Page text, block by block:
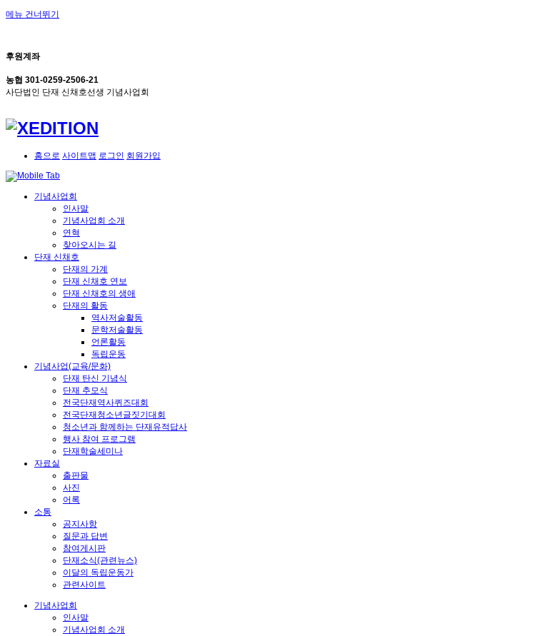
메뉴 건너뛰기
후원계좌
농협 301-0259-2506-21
사단법인 단재 신채호선생 기념사업회
홈으로 사이트맵 로그인 회원가입
기념사업회
인사말
기념사업회 소개
연혁
찾아오시는 길
단재 신채호
단재의 가계
단재 신채호 연보
단재 신채호의 생애
단재의 활동
역사저술활동
문학저술활동
언론활동
독립운동
기념사업(교육/문화)
단재 탄신 기념식
단재 추모식
전국단재역사퀴즈대회
전국단재청소년글짓기대회
청소년과 함께하는 단재유적답사
행사 참여 프로그램
단재학술세미나
자료실
출판물
사진
어록
소통
공지사항
질문과 답변
참여게시판
단재소식(관련뉴스)
이달의 독립운동가
관련사이트
기념사업회
인사말
기념사업회 소개